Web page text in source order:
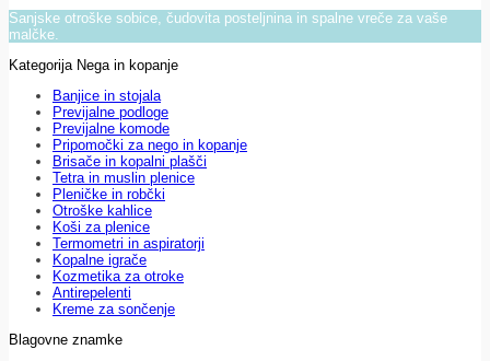
Sanjske otroške sobice, čudovita posteljnina in spalne vreče za vaše
malčke.
Kategorija Nega in kopanje
Banjice in stojala
Previjalne podloge
Previjalne komode
Pripomočki za nego in kopanje
Brisače in kopalni plašči
Tetra in muslin plenice
Pleničke in robčki
Otroške kahlice
Koši za plenice
Termometri in aspiratorji
Kopalne igrače
Kozmetika za otroke
Antirepelenti
Kreme za sončenje
Blagovne znamke